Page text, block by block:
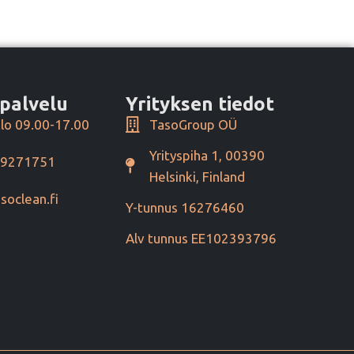
09.00-17.00
Yrityksen tiedot
TasoGroup OÜ
Yrityspiha 1, 00390
Helsinki, Finland
Y-tunnus 16276460
Alv tunnus EE102393796